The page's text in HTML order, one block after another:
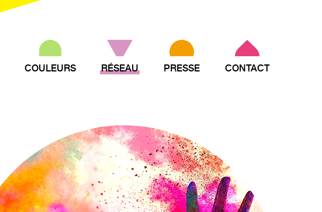
COULEURS RÉSEAU PRESSE CONTACT